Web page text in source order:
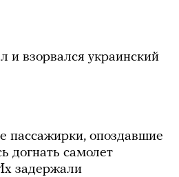
и взорвался украинский
пассажирки, опоздавшие
догнать самолет
задержали